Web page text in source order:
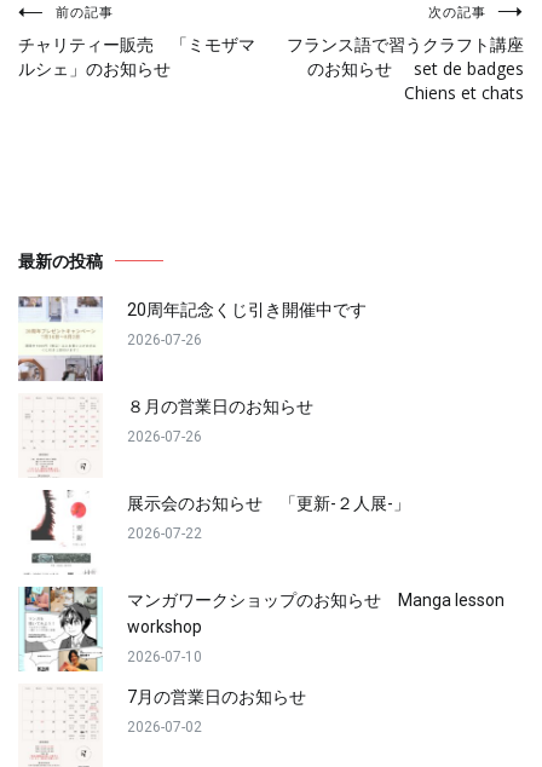
投
稿
ゲ
ー
シ
ョ
ン
前の記事
チャリティー販売 「ミモザマ
ルシェ」のお知らせ
次の記事
フランス語で習うクラフト講座
のお知らせ set de badges
Chiens et chats
最新の投稿
20周年記念くじ引き開催中です
2026-07-26
８月の営業日のお知らせ
2026-07-26
展示会のお知らせ 「更新-２人展-」
2026-07-22
マンガワークショップのお知らせ Manga lesson
workshop
2026-07-10
7月の営業日のお知らせ
2026-07-02